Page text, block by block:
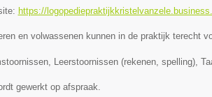
https://
en volwassenen kunnen in de praktijk terecht
Leerstoornissen (rekenen, spelling),
gewerkt op afspraak.